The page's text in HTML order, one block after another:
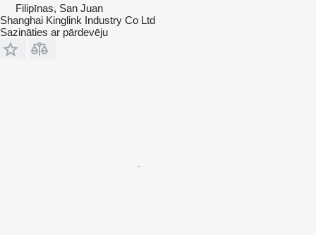
Filipīnas, San Juan
Shanghai Kinglink Industry Co Ltd
Sazināties ar pārdevēju